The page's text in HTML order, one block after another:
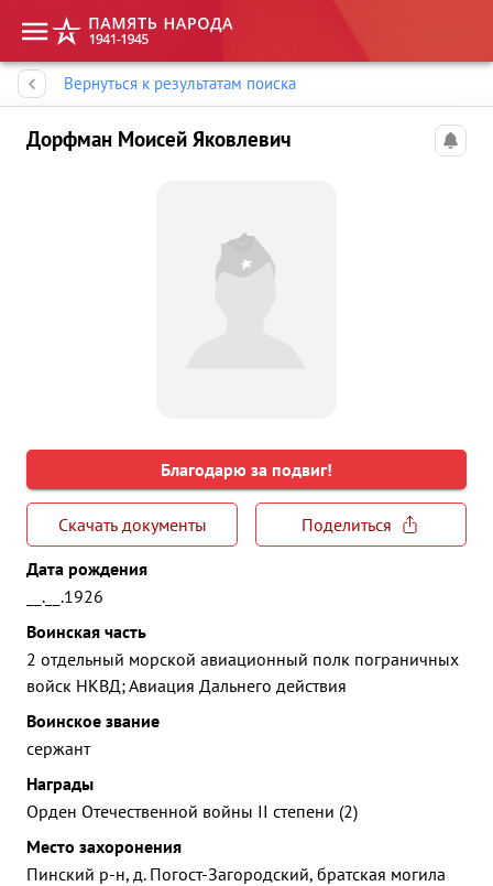
Вернуться к результатам поиска
Дорфман Моисей Яковлевич
Благодарю за подвиг!
Скачать документы
Поделиться
Дата рождения
__.__.1926
Воинская часть
2 отдельный морской авиационный полк пограничных
войск НКВД; Авиация Дальнего действия
Воинское звание
сержант
Награды
Орден Отечественной войны II степени (2)
Место захоронения
Пинский р-н, д. Погост-Загородский, братская могила
Память народа